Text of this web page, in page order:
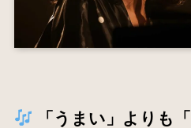
「うまい」よりも